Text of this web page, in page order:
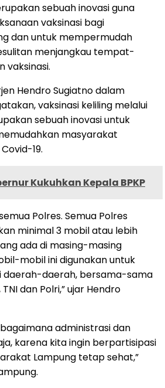
sebuah inovasi guna
vaksinasi bagi
dan untuk mempermudah
menjangkau tempat-
vaksinasi.
Hendro Sugiatno dalam
vaksinasi keliling melalui
sebuah inovasi untuk
masyarakat
19.
Kukuhkan Kepala BPKP
Polres. Semua Polres
minimal 3 mobil atau lebih
ada di masing-masing
mobil ini digunakan untuk
daerah-daerah, bersama-sama
dan Polri,” ujar Hendro
administrasi dan
karena kita ingin berpartisipasi
Lampung tetap sehat,”